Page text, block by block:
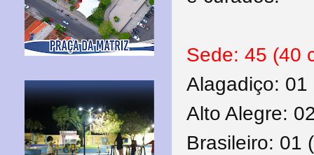
Sede: 45 (40
Alagadiço: 01
Alto Alegre:
Brasileiro: 01